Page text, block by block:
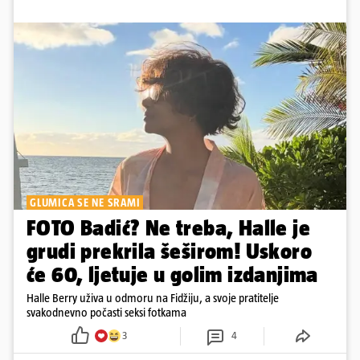
GLUMICA SE NE SRAMI
FOTO Badić? Ne treba, Halle je
grudi prekrila šeširom! Uskoro
će 60, ljetuje u golim izdanjima
Halle Berry uživa u odmoru na Fidžiju, a svoje pratitelje
svakodnevno počasti seksi fotkama
3 4